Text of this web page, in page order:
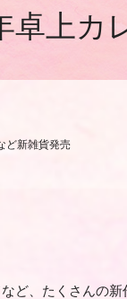
卓上カ
ど新雑貨発売
ど、たくさんの